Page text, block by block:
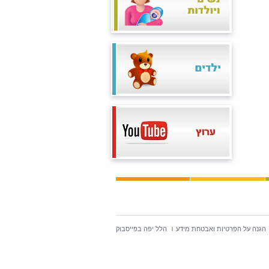
הגנה על הפרטיות ואבטחת מידע הלל יפה בפייסבוק